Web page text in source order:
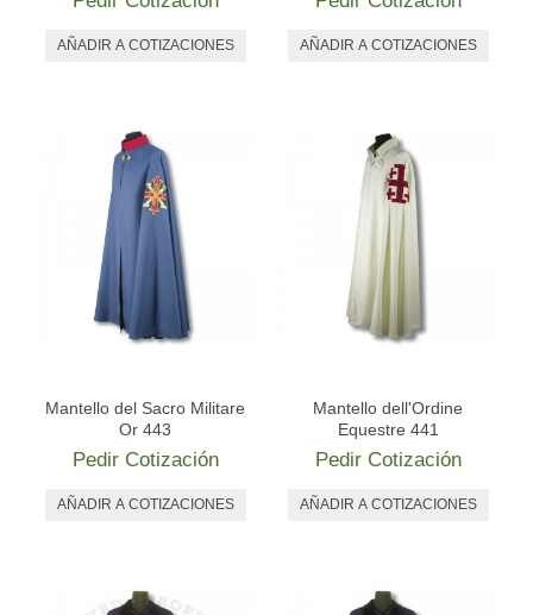
Mantello del Sacro Militare
Or 443
Pedir Cotización
Mantello dell'Ordine
Equestre 441
Pedir Cotización